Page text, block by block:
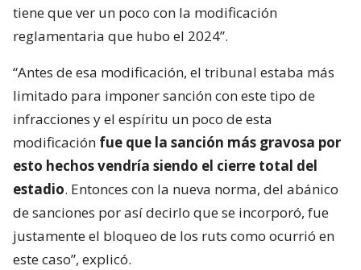
tiene que ver un poco con la modificación
reglamentaria que hubo el 2024”.
“Antes de esa modificación, el tribunal estaba más
limitado para imponer sanción con este tipo de
infracciones y el espíritu un poco de esta
modificación fue que la sanción más gravosa por
esto hechos vendría siendo el cierre total del
estadio. Entonces con la nueva norma, del abánico
de sanciones por así decirlo que se incorporó, fue
justamente el bloqueo de los ruts como ocurrió en
este caso”, explicó.